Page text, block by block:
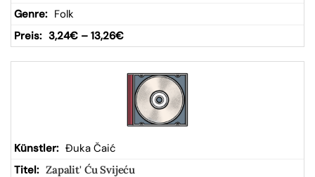
Folk
3,24€ – 13,26€
Đuka Čaić
Zapalit' Ću Svijeću